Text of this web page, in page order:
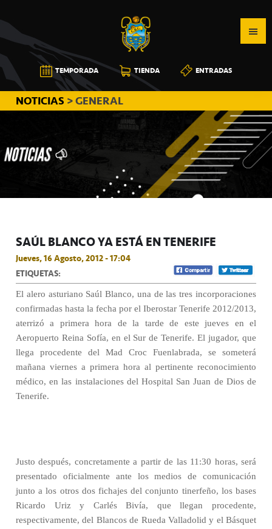
a
la
navegación
principal
al
contenido
principal
a
la
barra
lateral
principal
CB
CANARIAS
TEMPORADA TIENDA ENTRADAS
NOTICIAS > GENERAL
SAÚL BLANCO YA ESTÁ EN TENERIFE
Jueves, 16 Agosto, 2012 - 17:04
ETIQUETAS:
El alero asturiano Saúl Blanco, una de las tres incorporaciones
confirmadas hasta la fecha por el Iberostar Tenerife 2012/2013,
aterrizó a primera hora de la tarde de este jueves en el
Aeropuerto Reina Sofía, en el Sur de Tenerife. El jugador, que
llega procedente del Mad Croc Fuenlabrada, se someterá
mañana viernes a primera hora al pertinente reconocimiento
médico, en las instalaciones del Hospital San Juan de Dios de
Tenerife.
Justo después, concretamente a partir de las 11:30 horas, será
presentado oficialmente ante los medios de comunicación
junto a los otros dos fichajes del conjunto tinerfeño, los bases
Ricardo Uriz y Carlés Bivía, que llegan procedente,
respectivamente, del Blancos de Rueda Valladolid y el Básquet